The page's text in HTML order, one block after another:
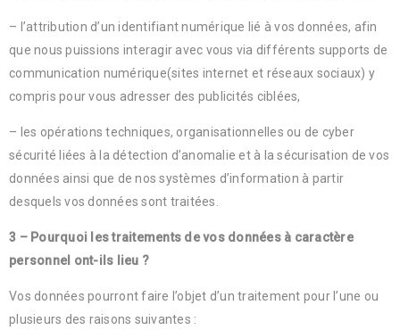
– l’attribution d’un identifiant numérique lié à vos données, afin
que nous puissions interagir avec vous via différents supports de
communication numérique(sites internet et réseaux sociaux) y
compris pour vous adresser des publicités ciblées,
– les opérations techniques, organisationnelles ou de cyber
sécurité liées à la détection d’anomalie et à la sécurisation de vos
données ainsi que de nos systèmes d’information à partir
desquels vos données sont traitées.
3 – Pourquoi les traitements de vos données à caractère
personnel ont-ils lieu ?
Vos données pourront faire l’objet d’un traitement pour l’une ou
plusieurs des raisons suivantes :